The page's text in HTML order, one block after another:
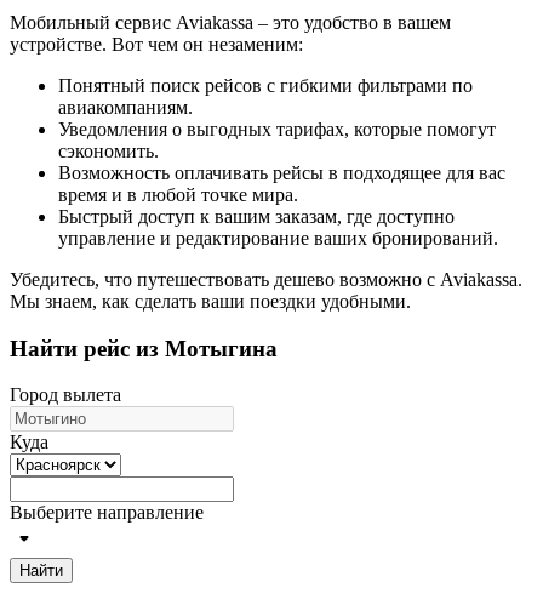
Мобильный сервис Aviakassa – это удобство в вашем
устройстве. Вот чем он незаменим:
Понятный поиск рейсов с гибкими фильтрами по
авиакомпаниям.
Уведомления о выгодных тарифах, которые помогут
сэкономить.
Возможность оплачивать рейсы в подходящее для вас
время и в любой точке мира.
Быстрый доступ к вашим заказам, где доступно
управление и редактирование ваших бронирований.
Убедитесь, что путешествовать дешево возможно с Aviakassa.
Мы знаем, как сделать ваши поездки удобными.
Найти рейс из Мотыгина
Город вылета
Куда
Выберите направление
Найти